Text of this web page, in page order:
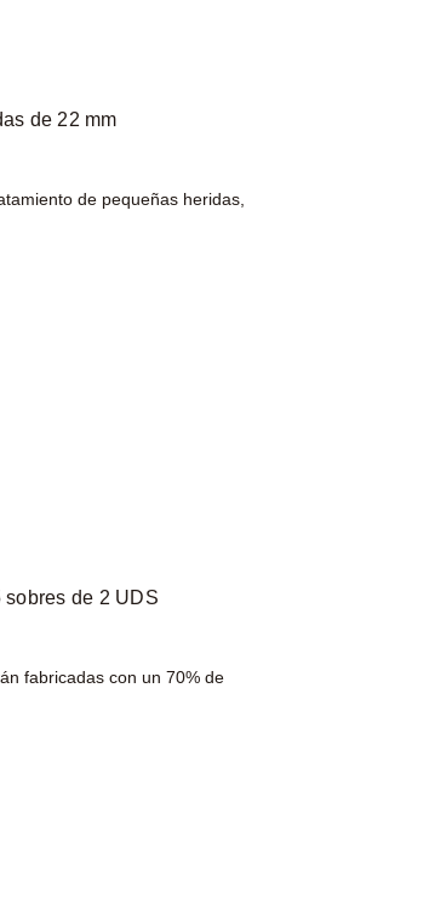
de 22 mm
de pequeñas heridas,
sobres de 2 UDS
fabricadas con un 70% de